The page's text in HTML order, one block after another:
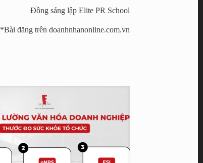
Đồng sáng lập Elite PR School
*Bài đăng trên doanhnhanonline.com.vn